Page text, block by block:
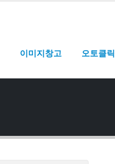
이미지창고 오토클릭